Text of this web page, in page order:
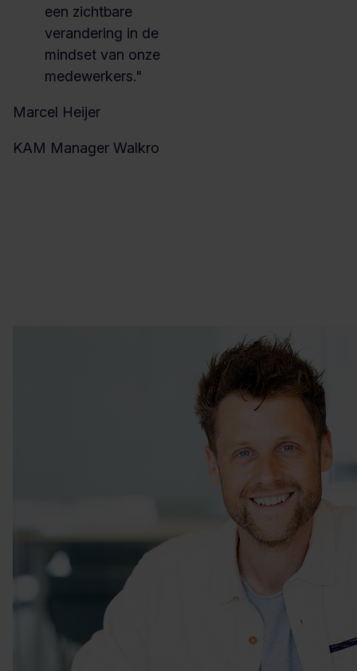
een zichtbare
verandering in de
mindset van onze
medewerkers."
Marcel Heijer
KAM Manager Walkro